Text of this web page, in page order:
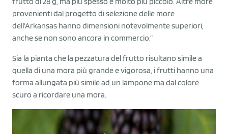
provenienti dal progetto di selezione delle more
dell'Arkansas hanno dimensioni notevolmente superiori,
anche se non sono ancora in commercio.”
Sia la pianta che la pezzatura del frutto risultano simile a
quella di una mora più grande e vigorosa, i frutti hanno una
forma allungata più simile ad un lampone ma dal colore
scuro a ricordare una mora.